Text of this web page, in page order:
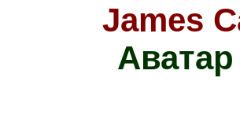
James